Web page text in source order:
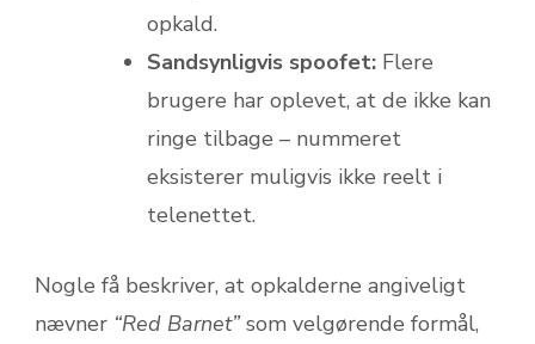
opkald.
Sandsynligvis spoofet: Flere
brugere har oplevet, at de ikke kan
ringe tilbage – nummeret
eksisterer muligvis ikke reelt i
telenettet.
Nogle få beskriver, at opkalderne angiveligt
nævner “Red Barnet”som velgørende formål,